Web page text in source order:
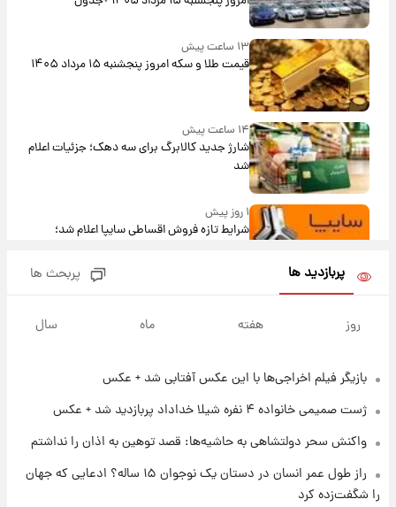
۱۳ ساعت پیش
قیمت طلا و سکه امروز پنجشنبه ۱۵ مرداد ۱۴۰۵
۱۴ ساعت پیش
شارژ جدید کالابرگ برای سه دهک؛ جزئیات اعلام
شد
۱ روز پیش
شرایط تازه فروش اقساطی سایپا اعلام شد؛
قیمت سکه و طلا فردا
۲۰ ساعت پیش
فال قهوه روزانه پنجشنبه ۱۵ مرداد ماه ۱۴۰۵
پربازدید ها پربحث ها
روز هفته ماه سال
بازیگر فیلم اخراجی‌ها با این عکس آفتابی شد + عکس
ژست صمیمی خانواده ۴ نفره شیلا خداداد پربازدید شد + عکس
واکنش سحر دولتشاهی به حاشیه‌ها: قصد توهین به اذان را نداشتم
راز طول عمر انسان در دستان یک نوجوان ۱۵ ساله؟ ادعایی که جهان
را شگفت‌زده کرد